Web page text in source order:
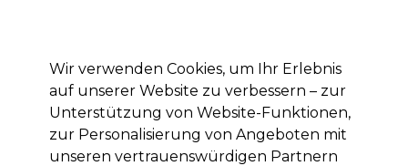
Anmelden
Marken Deals Haare Elektrogeräte Saloneinrichtung
Lieferung und Lieferzeiten
– mehr erfahren
Wir verwenden Cookies, um Ihr Erlebnis
auf unserer Website zu verbessern – zur
Unterstützung von Website-Funktionen,
zur Personalisierung von Angeboten mit
unseren vertrauenswürdigen Partnern